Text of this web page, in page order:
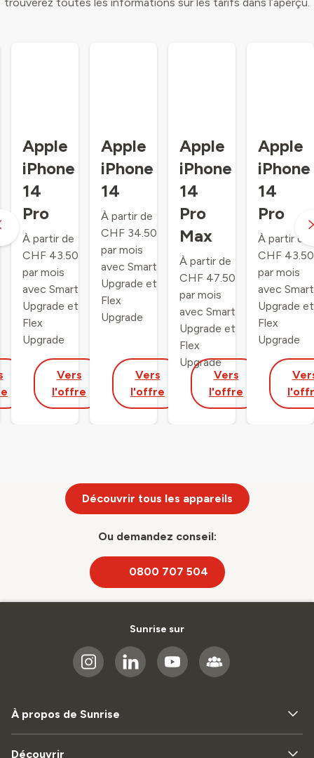
Apple
iPhone
14
Pro
À partir de
CHF 43.50
par mois
avec Smart
Upgrade et
Flex
Upgrade
Vers
l'offre
Apple
iPhone
14
À partir de
CHF 34.50
par mois
avec Smart
Upgrade et
Flex
Upgrade
Vers
l'offre
Apple
iPhone
14
Pro
Max
À partir de
CHF 47.50
par mois
avec Smart
Upgrade et
Flex
Upgrade
Vers
l'offre
Apple
iPhone
14
Pro
À partir de
CHF 43.50
par mois
avec Smart
Upgrade et
Flex
Upgrade
Découvrir tous les appareils
Ou demandez conseil:
0800 707 504
Sunrise sur
À propos de Sunrise
Découvrir